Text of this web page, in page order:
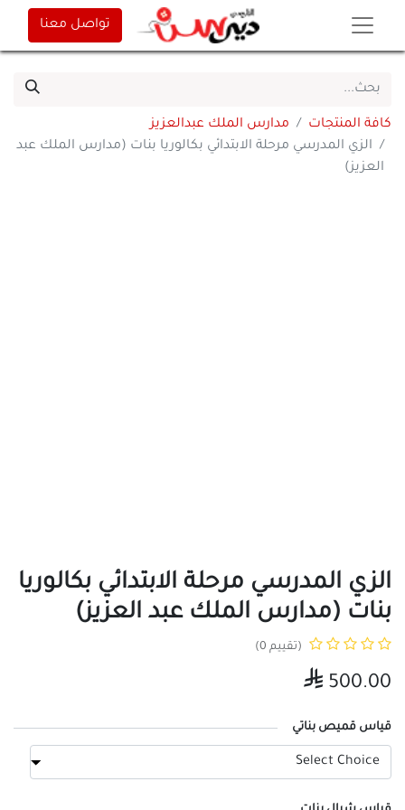
تواصل معنا
كافة المنتجات
مدارس الملك عبدالعزيز
الزي المدرسي مرحلة الابتدائي بكالوريا بنات (مدارس الملك عبد
العزيز)
الزي المدرسي مرحلة الابتدائي بكالوريا
بنات (مدارس الملك عبد العزيز)
(تقييم 0)
500.00
قياس قميص بناتي